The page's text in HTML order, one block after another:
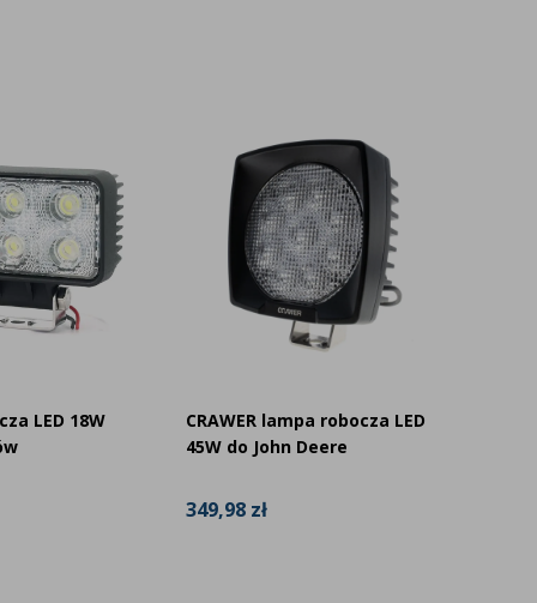
LED 18W
CRAWER lampa robocza LED
45W do John Deere
349,98 zł